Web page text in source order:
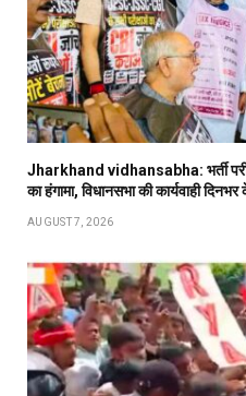
Jharkhand vidhansabha: भर्ती
का हंगामा, विधानसभा की कार्यवाही
AUGUST 7, 2026